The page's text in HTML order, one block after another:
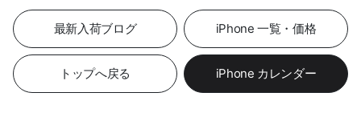
最新入荷ブログ iPhone 一覧・価格
トップへ戻る iPhone カレンダー